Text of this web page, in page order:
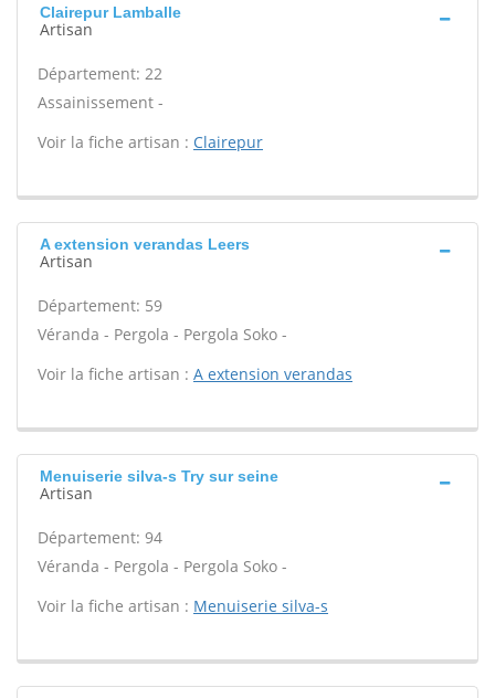
Clairepur Lamballe
Artisan
Département: 22
Assainissement -
Voir la fiche artisan : Clairepur
A extension verandas Leers
Artisan
Département: 59
Véranda - Pergola - Pergola Soko -
Voir la fiche artisan : A extension verandas
Menuiserie silva-s Try sur seine
Artisan
Département: 94
Véranda - Pergola - Pergola Soko -
Voir la fiche artisan : Menuiserie silva-s